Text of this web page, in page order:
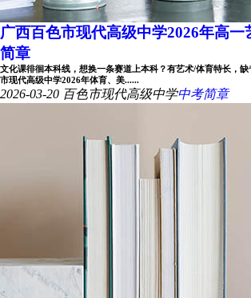
广西百色市现代高级中学2026年高一
简章
文化课徘徊本科线，想换一条赛道上本科？有艺术/体育特长，
市现代高级中学2026年体育、美......
2026-03-20 百色市现代高级中学中考简章